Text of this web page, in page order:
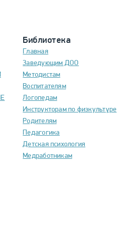
Библиотека
Главная
Заведующим ДОО
Методистам
Воспитателям
Логопедам
Инструкторам по физкультуре
Родителям
Педагогика
Детская психология
Медработникам